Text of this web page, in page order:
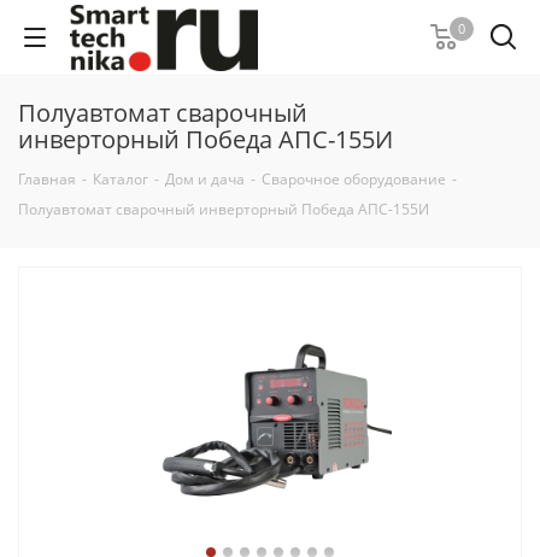
0
Полуавтомат сварочный
инверторный Победа АПС-155И
Главная - Каталог - Дом и дача - Сварочное оборудование -
Полуавтомат сварочный инверторный Победа АПС-155И